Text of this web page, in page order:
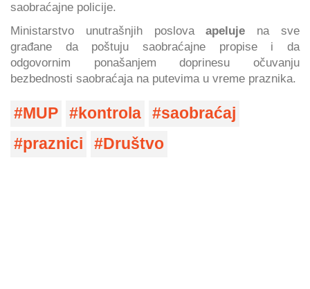
saobraćajne policije.
Ministarstvo unutrašnjih poslovaapeluje na sve
građane da poštuju saobraćajne propise i da
odgovornim ponašanjem doprinesu očuvanju
bezbednosti saobraćaja na putevima u vreme praznika.
MUP kontrola
saobraćaj
praznici
Društvo